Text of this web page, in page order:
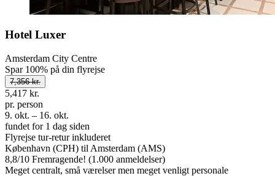
Hotel Luxer
Amsterdam City Centre
Spar 100% på din flyrejse
7,356 kr.
5,417 kr.
pr. person
9. okt. – 16. okt.
fundet for 1 dag siden
Flyrejse tur-retur inkluderet
København (CPH) til Amsterdam (AMS)
8,8/10 Fremragende! (1.000 anmeldelser)
Meget centralt, små værelser men meget venligt personale